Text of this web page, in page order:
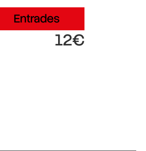
Entrades
12€